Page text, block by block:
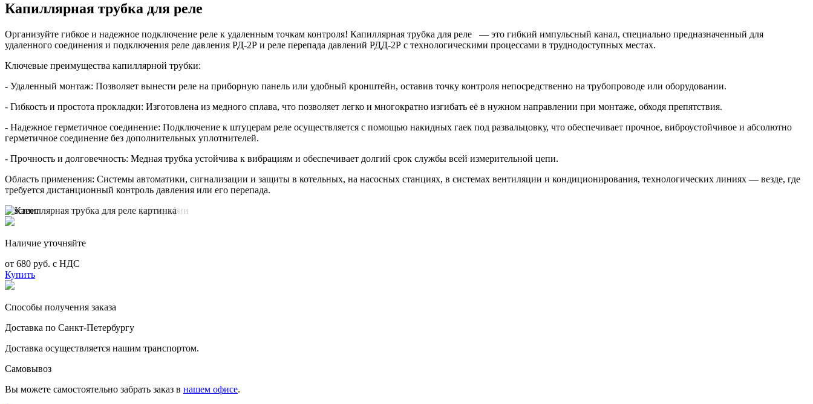
Капиллярная трубка для реле
Организуйте гибкое и надежное подключение реле к удаленным точкам контроля! Капиллярная трубка для реле — это гибкий импульсный канал, специально предназначенный для
удаленного соединения и подключения реле давления РД-2Р и реле перепада давлений РДД-2Р с технологическими процессами в труднодоступных местах.
Ключевые преимущества капиллярной трубки:
- Удаленный монтаж: Позволяет вынести реле на приборную панель или удобный кронштейн, оставив точку контроля непосредственно на трубопроводе или оборудовании.
- Гибкость и простота прокладки: Изготовлена из медного сплава, что позволяет легко и многократно изгибать её в нужном направлении при монтаже, обходя препятствия.
- Надежное герметичное соединение: Подключение к штуцерам реле осуществляется с помощью накидных гаек под развальцовку, что обеспечивает прочное, виброустойчивое и абсолютно
герметичное соединение без дополнительных уплотнителей.
- Прочность и долговечность: Медная трубка устойчива к вибрациям и обеспечивает долгий срок службы всей измерительной цепи.
Область применения: Системы автоматики, сигнализации и защиты в котельных, на насосных станциях, в системах вентиляции и кондиционирования, технологических линиях — везде, где
требуется дистанционный контроль давления или его перепада.
Наличие уточняйте
от 680 руб. с НДС
Купить
Способы получения заказа
Доставка по Санкт-Петербургу
Доставка осуществляется нашим транспортом.
Самовывоз
Вы можете самостоятельно забрать заказ в нашем офисе.